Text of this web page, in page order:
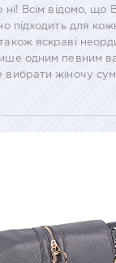
Всім відомо,
для
яскраві
одним певним
вибрати жіночу